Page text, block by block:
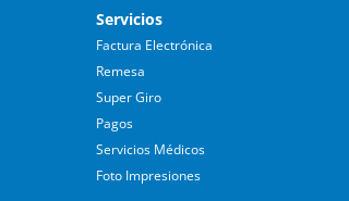
Servicios
Factura Electrónica
Remesa
Super Giro
Pagos
Servicios Médicos
Foto Impresiones